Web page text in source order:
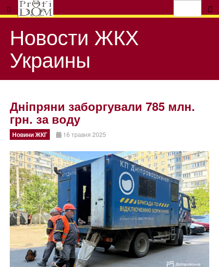
Новости ЖКХ
Украины
Днiпряни заборгували 785 млн.
грн. за воду
Новини ЖКГ 16 травня 2025